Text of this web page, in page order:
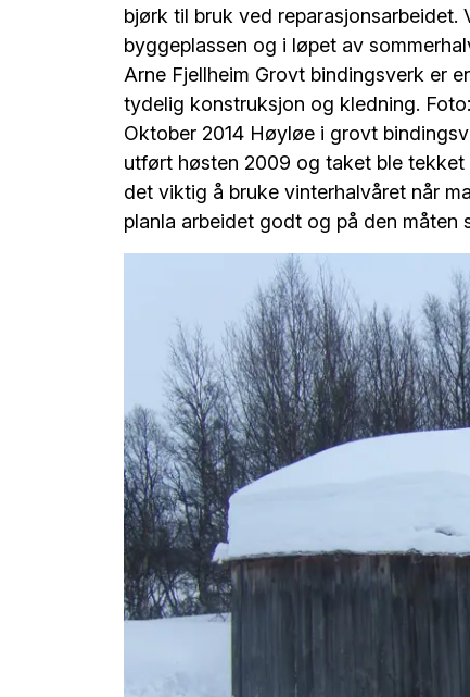
bjørk til bruk ved
byggeplassen og i løpet av
Arne Fjellheim Grovt bindingsverk er
tydelig konstruksjon og kledning.
Oktober 2014 Høyløe i grovt
utført høsten 2009 og taket ble tekket
det viktig å bruke vinterhalvåret når
planla arbeidet godt og på den måten